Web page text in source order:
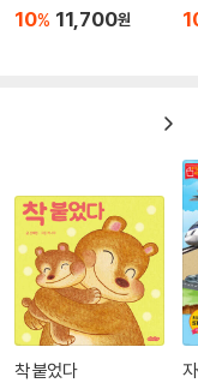
10% 11,700원
착 붙었다